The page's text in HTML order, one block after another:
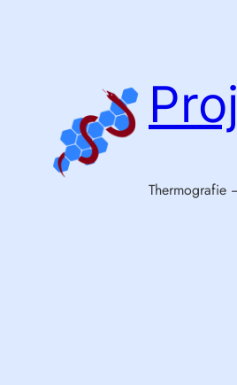
Thermografie